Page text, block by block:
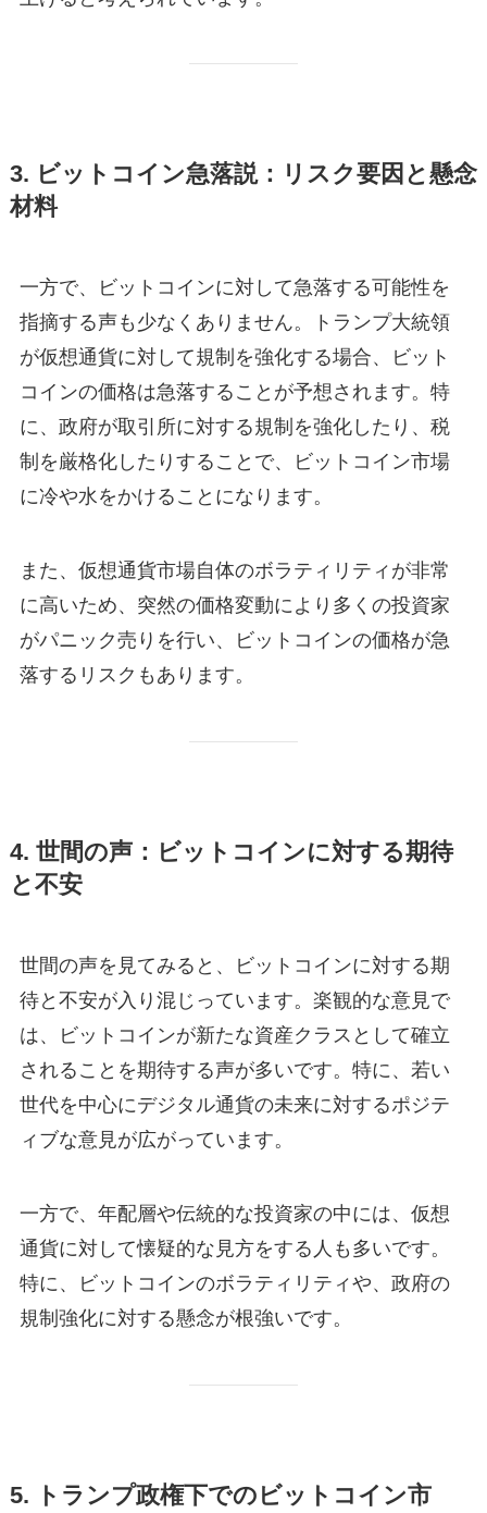
3. ビットコイン急落説：リスク要因と懸念
材料
一方で、ビットコインに対して急落する可能性を
指摘する声も少なくありません。トランプ大統領
が仮想通貨に対して規制を強化する場合、ビット
コインの価格は急落することが予想されます。特
に、政府が取引所に対する規制を強化したり、税
制を厳格化したりすることで、ビットコイン市場
に冷や水をかけることになります。
また、仮想通貨市場自体のボラティリティが非常
に高いため、突然の価格変動により多くの投資家
がパニック売りを行い、ビットコインの価格が急
落するリスクもあります。
4. 世間の声：ビットコインに対する期待
と不安
世間の声を見てみると、ビットコインに対する期
待と不安が入り混じっています。楽観的な意見で
は、ビットコインが新たな資産クラスとして確立
されることを期待する声が多いです。特に、若い
世代を中心にデジタル通貨の未来に対するポジテ
ィブな意見が広がっています。
一方で、年配層や伝統的な投資家の中には、仮想
通貨に対して懐疑的な見方をする人も多いです。
特に、ビットコインのボラティリティや、政府の
規制強化に対する懸念が根強いです。
5. トランプ政権下でのビットコイン市